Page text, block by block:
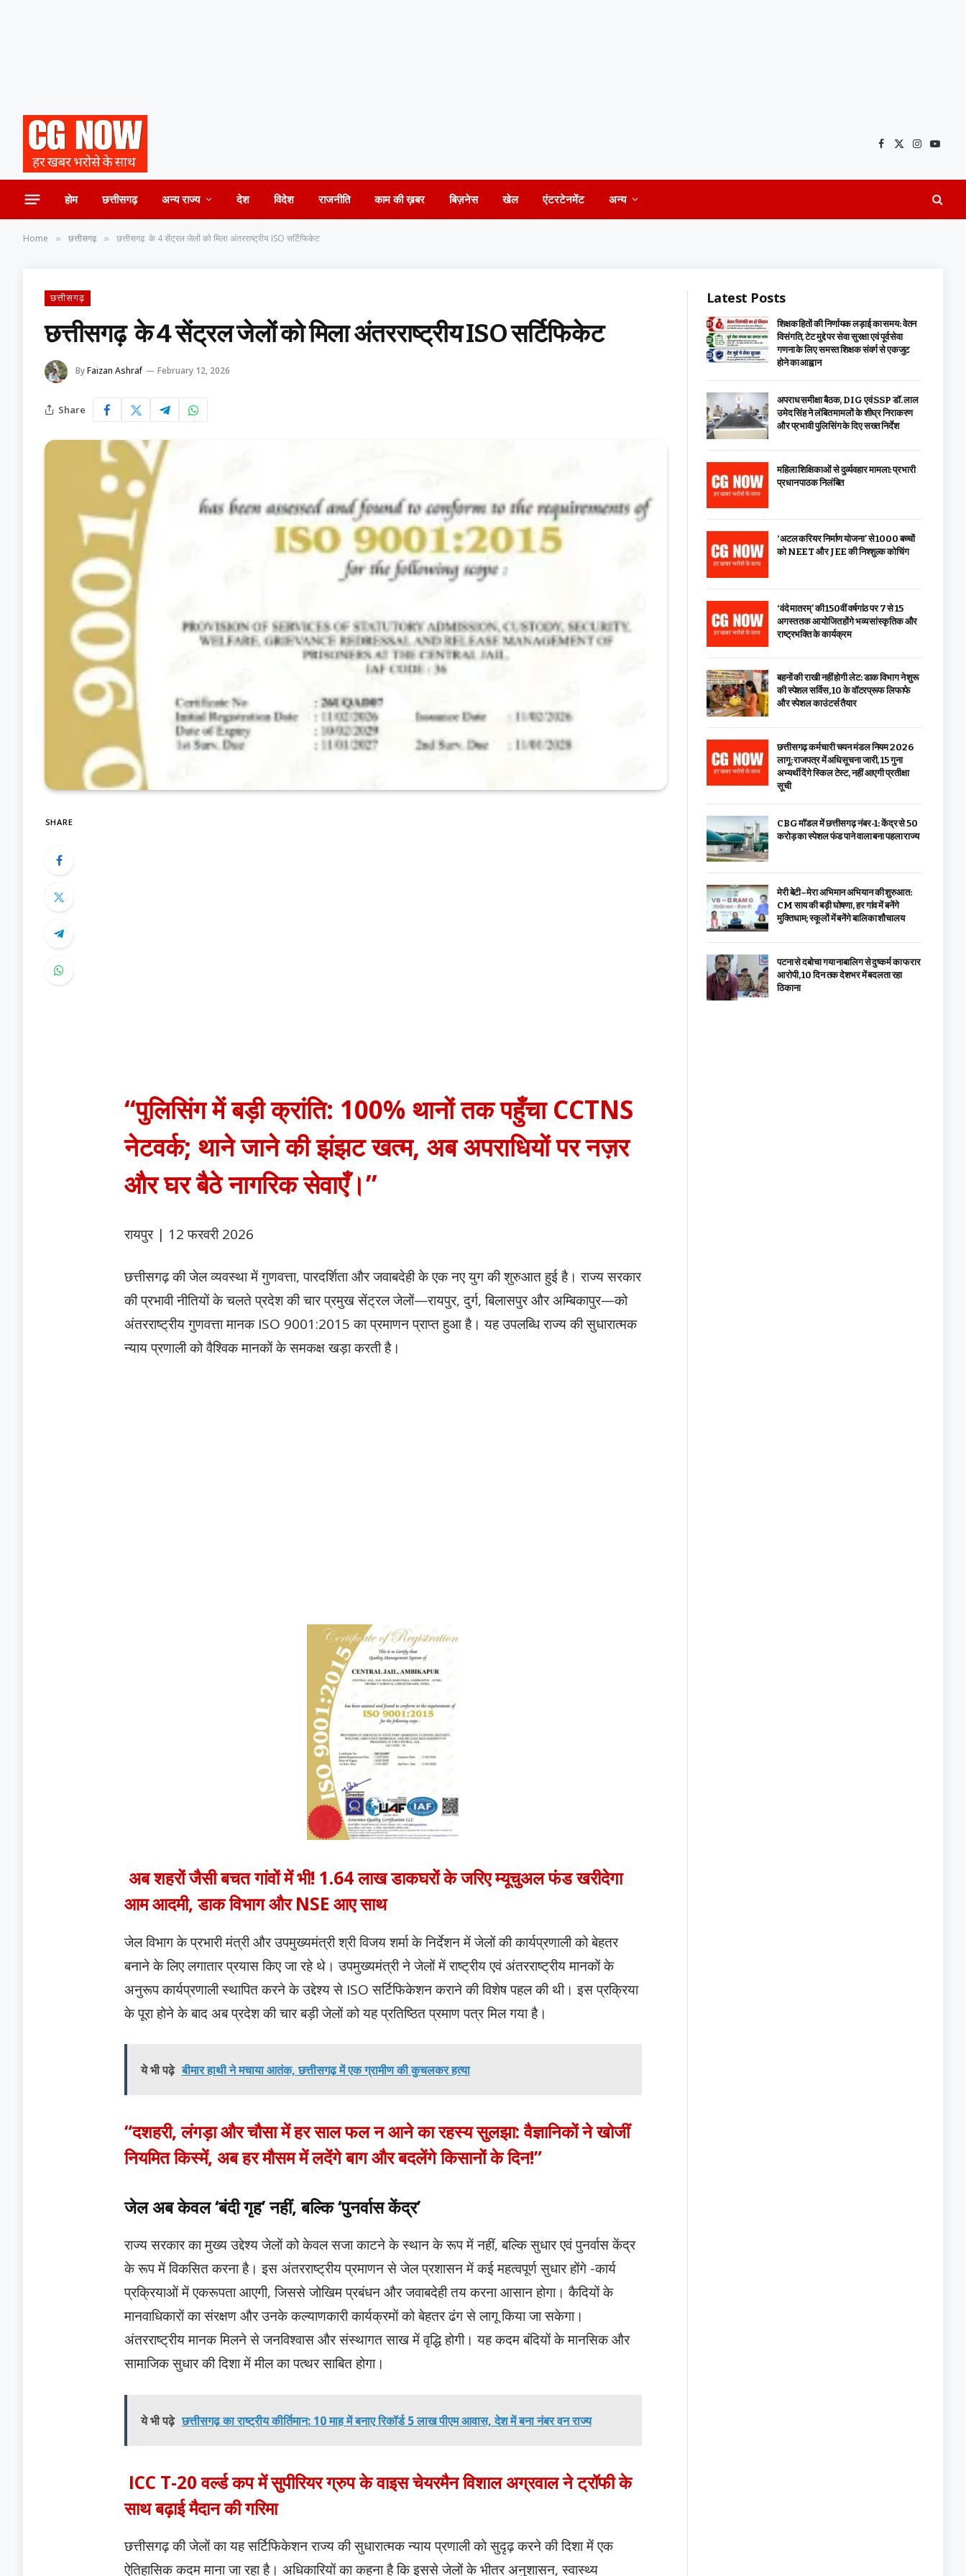
Facebook
X
Instagram
होम छत्तीसगढ़ अन्य राज्य देश विदेश राजनीति काम की ख़बर बिज़नेस खेल एंटरटेनमेंट अन्य
Home » छत्तीसगढ़ » छत्तीसगढ़ के 4 सेंट्रल जेलों को मिला अंतरराष्ट्रीय ISO सर्टिफिकेट
छत्तीसगढ़
छत्तीसगढ़ के 4 सेंट्रल जेलों को मिला अंतरराष्ट्रीय ISO सर्टिफिकेट
ByFaizan Ashraf February 12, 2026
Share
SHARE
“पुलिसिंग में बड़ी क्रांति: 100% थानों तक पहुँचा CCTNS
नेटवर्क; थाने जाने की झंझट खत्म, अब अपराधियों पर नज़र
और घर बैठे नागरिक सेवाएँ।”
रायपुर | 12 फरवरी 2026
छत्तीसगढ़ की जेल व्यवस्था में गुणवत्ता, पारदर्शिता और जवाबदेही के एक नए युग की शुरुआत हुई है। राज्य सरकार
की प्रभावी नीतियों के चलते प्रदेश की चार प्रमुख सेंट्रल जेलों—रायपुर, दुर्ग, बिलासपुर और अम्बिकापुर—को
अंतरराष्ट्रीय गुणवत्ता मानक ISO 9001:2015 का प्रमाणन प्राप्त हुआ है। यह उपलब्धि राज्य की सुधारात्मक
न्याय प्रणाली को वैश्विक मानकों के समकक्ष खड़ा करती है।
अब शहरों जैसी बचत गांवों में भी! 1.64 लाख डाकघरों के जरिए म्यूचुअल फंड खरीदेगा
आम आदमी, डाक विभाग और NSE आए साथ
जेल विभाग के प्रभारी मंत्री और उपमुख्यमंत्री श्री विजय शर्मा के निर्देशन में जेलों की कार्यप्रणाली को बेहतर
बनाने के लिए लगातार प्रयास किए जा रहे थे। उपमुख्यमंत्री ने जेलों में राष्ट्रीय एवं अंतरराष्ट्रीय मानकों के
अनुरूप कार्यप्रणाली स्थापित करने के उद्देश्य से ISO सर्टिफिकेशन कराने की विशेष पहल की थी। इस प्रक्रिया
के पूरा होने के बाद अब प्रदेश की चार बड़ी जेलों को यह प्रतिष्ठित प्रमाण पत्र मिल गया है।
ये भी पढ़े बीमार हाथी ने मचाया आतंक, छत्तीसगढ़ में एक ग्रामीण की कुचलकर हत्या
“दशहरी, लंगड़ा और चौसा में हर साल फल न आने का रहस्य सुलझा: वैज्ञानिकों ने खोजीं
नियमित किस्में, अब हर मौसम में लदेंगे बाग और बदलेंगे किसानों के दिन!”
जेल अब केवल ‘बंदी गृह’ नहीं, बल्कि ‘पुनर्वास केंद्र’
राज्य सरकार का मुख्य उद्देश्य जेलों को केवल सजा काटने के स्थान के रूप में नहीं, बल्कि सुधार एवं पुनर्वास केंद्र
के रूप में विकसित करना है। इस अंतरराष्ट्रीय प्रमाणन से जेल प्रशासन में कई महत्वपूर्ण सुधार होंगे -कार्य
प्रक्रियाओं में एकरूपता आएगी, जिससे जोखिम प्रबंधन और जवाबदेही तय करना आसान होगा। कैदियों के
मानवाधिकारों का संरक्षण और उनके कल्याणकारी कार्यक्रमों को बेहतर ढंग से लागू किया जा सकेगा।
अंतरराष्ट्रीय मानक मिलने से जनविश्वास और संस्थागत साख में वृद्धि होगी। यह कदम बंदियों के मानसिक और
सामाजिक सुधार की दिशा में मील का पत्थर साबित होगा।
ये भी पढ़े छत्तीसगढ़ का राष्ट्रीय कीर्तिमान: 10 माह में बनाए रिकॉर्ड 5 लाख पीएम आवास, देश में बना नंबर वन राज्य
ICC T-20 वर्ल्ड कप में सुपीरियर ग्रुप के वाइस चेयरमैन विशाल अग्रवाल ने ट्रॉफी के
साथ बढ़ाई मैदान की गरिमा
छत्तीसगढ़ की जेलों का यह सर्टिफिकेशन राज्य की सुधारात्मक न्याय प्रणाली को सुदृढ़ करने की दिशा में एक
ऐतिहासिक कदम माना जा रहा है। अधिकारियों का कहना है कि इससे जेलों के भीतर अनुशासन, स्वास्थ्य
Latest Posts
शिक्षक हितों की निर्णायक लड़ाई का समय: वेतन
विसंगति, टेट मुद्दे पर सेवा सुरक्षा एवं पूर्व सेवा
गणना के लिए समस्त शिक्षक संवर्ग से एकजुट
होने का आह्वान
अपराध समीक्षा बैठक, DIG एवं SSP डॉ. लाल
उमेद सिंह ने लंबित मामलों के शीघ्र निराकरण
और प्रभावी पुलिसिंग के दिए सख्त निर्देश
महिला शिक्षिकाओं से दुर्व्यवहार मामला: प्रभारी
प्रधान पाठक निलंबित
‘अटल करियर निर्माण योजना’ से 1000 बच्चों
को NEET और JEE की निश्शुल्क कोचिंग
‘वंदे मातरम्’ की 150वीं वर्षगांठ पर 7 से 15
अगस्त तक आयोजित होंगे भव्य सांस्कृतिक और
राष्ट्रभक्ति के कार्यक्रम
बहनों की राखी नहीं होगी लेट: डाक विभाग ने शुरू
की स्पेशल सर्विस, ₹10 के वॉटरप्रूफ लिफाफे
और स्पेशल काउंटर्स तैयार
छत्तीसगढ़ कर्मचारी चयन मंडल नियम 2026
लागू: राजपत्र में अधिसूचना जारी, 15 गुना
अभ्यर्थी देंगे स्किल टेस्ट, नहीं आएगी प्रतीक्षा
सूची
CBG मॉडल में छत्तीसगढ़ नंबर-1: केंद्र से ₹50
करोड़ का स्पेशल फंड पाने वाला बना पहला राज्य
मेरी बेटी–मेरा अभिमान अभियान की शुरुआत:
CM साय की बड़ी घोषणा, हर गांव में बनेंगे
मुक्तिधाम; स्कूलों में बनेंगे बालिका शौचालय
पटना से दबोचा गया नाबालिग से दुष्कर्म का फरार
आरोपी, 10 दिन तक देशभर में बदलता रहा
ठिकाना